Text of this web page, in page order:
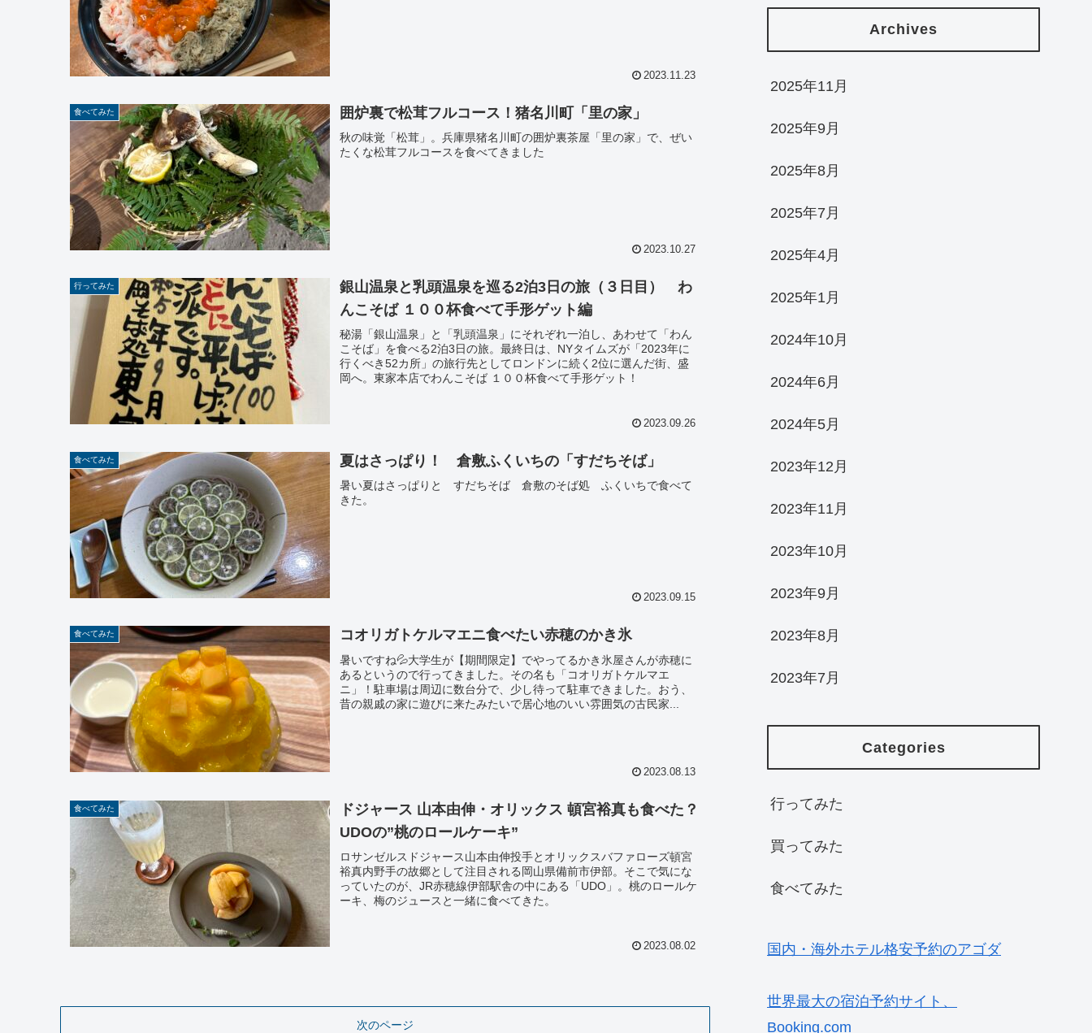
2023.11.23
食べてみた 囲炉裏で松茸フルコース！猪名川町「里の家」
秋の味覚「松茸」。兵庫県猪名川町の囲炉裏茶屋「里の家」で、ぜい
たくな松茸フルコースを食べてきました
2023.10.27
行ってみた
銀山温泉と乳頭温泉を巡る2泊3日の旅（３日目） わ
んこそば １００杯食べて手形ゲット編
秘湯「銀山温泉」と「乳頭温泉」にそれぞれ一泊し、あわせて「わん
こそば」を食べる2泊3日の旅。最終日は、NYタイムズが「2023年に
行くべき52カ所」の旅行先としてロンドンに続く2位に選んだ街、盛
岡へ。東家本店でわんこそば １００杯食べて手形ゲット！
2023.09.26
食べてみた 夏はさっぱり！ 倉敷ふくいちの「すだちそば」
暑い夏はさっぱりと すだちそば 倉敷のそば処 ふくいちで食べて
きた。
2023.09.15
食べてみた コオリガトケルマエニ食べたい赤穂のかき氷
暑いですね💦大学生が【期間限定】でやってるかき氷屋さんが赤穂に
あるというので行ってきました。その名も「コオリガトケルマエ
ニ」！駐車場は周辺に数台分で、少し待って駐車できました。おう、
昔の親戚の家に遊びに来たみたいで居心地のいい雰囲気の古民家...
2023.08.13
食べてみた
ドジャース 山本由伸・オリックス 頓宮裕真も食べた？
UDOの”桃のロールケーキ”
ロサンゼルスドジャース山本由伸投手とオリックスバファローズ頓宮
裕真内野手の故郷として注目される岡山県備前市伊部。そこで気にな
っていたのが、JR赤穂線伊部駅舎の中にある「UDO」。桃のロールケ
ーキ、梅のジュースと一緒に食べてきた。
2023.08.02
次のページ
Archives
2025年11月
2025年9月
2025年8月
2025年7月
2025年4月
2025年1月
2024年10月
2024年6月
2024年5月
2023年12月
2023年11月
2023年10月
2023年9月
2023年8月
2023年7月
Categories
行ってみた
買ってみた
食べてみた
国内・海外ホテル格安予約のアゴダ
世界最大の宿泊予約サイト、
Booking.com